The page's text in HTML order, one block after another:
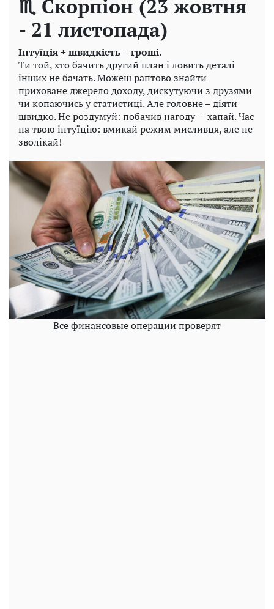
♏ Скорпіон (23 жовтня
- 21 листопада)
Інтуїція + швидкість = гроші.
Ти той, хто бачить другий план і ловить деталі
інших не бачать. Можеш раптово знайти
приховане джерело доходу, дискутуючи з друзями
чи копаючись у статистиці. Але головне – діяти
швидко. Не роздумуй: побачив нагоду — хапай. Час
на твою інтуїцію: вмикай режим мисливця, але не
зволікай!
Все финансовые операции проверят